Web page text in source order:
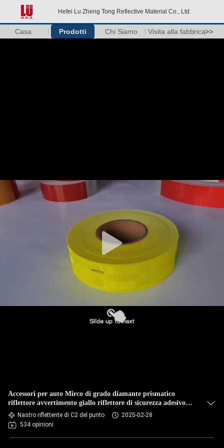
Hefei Lu Zheng Tong Reflective Material Co., Ltd.
Casa. Prodotti Chi Siamo Visita alla fabbrica>>
Accessori per auto Mirco di grado diamante prismatico
riflettore avvertimento giallo riflettore di sicurezza adesivo
rotolo nastro riflettente per camion
Nastro riflettente di C2 del punto
2025-02-28
534 opinioni